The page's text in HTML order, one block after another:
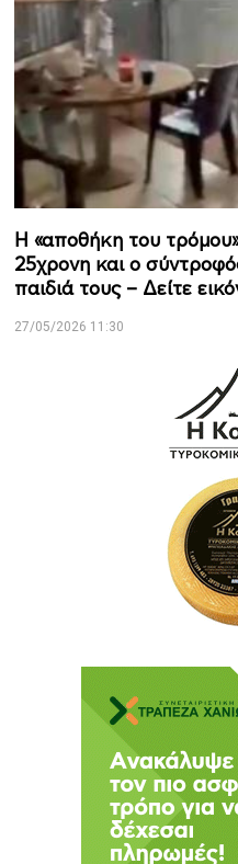
Η «αποθήκη του
25χρονη και ο
παιδιά τους – Δείτε
27/05/2026 11:30